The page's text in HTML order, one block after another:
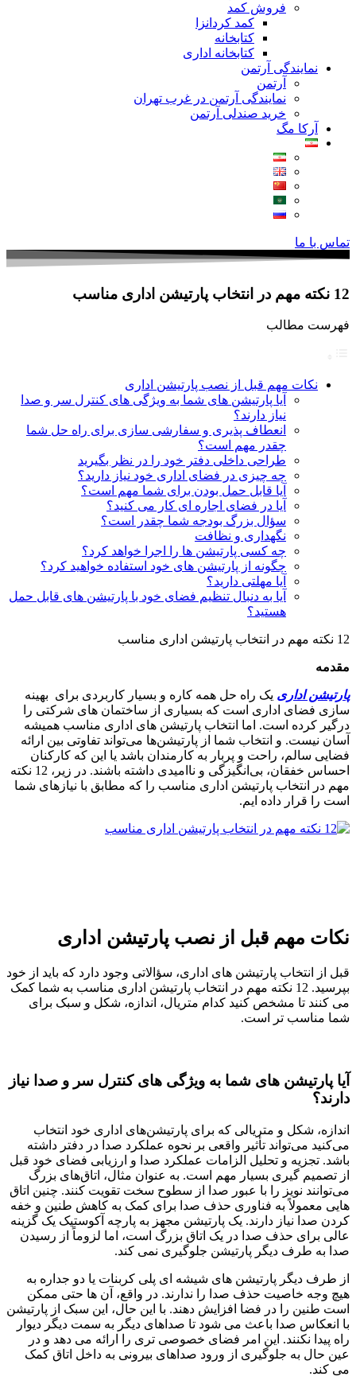
فروش کمد
کمد کردانزا
کتابخانه
کتابخانه اداری
نمایندگی آرتمن
آرتمن
نمایندگی آرتمن در غرب تهران
خرید صندلی آرتمن
آرکا مگ
تماس با ما
12 نکته مهم در انتخاب پارتیشن اداری مناسب
فهرست مطالب
نکات مهم قبل از نصب پارتیشن اداری
آیا پارتیشن های شما به ویژگی های کنترل سر و صدا
نیاز دارند؟
انعطاف پذیری و سفارشی سازی برای راه حل شما
چقدر مهم است؟
طراحی داخلی دفتر خود را در نظر بگیرید
چه چیزی در فضای اداری خود نیاز دارید؟
آیا قابل حمل بودن برای شما مهم است؟
آیا در فضای اجاره ای کار می کنید؟
سؤال بزرگ بودجه شما چقدر است؟
نگهداری و نظافت
چه کسی پارتیشن ها را اجرا خواهد کرد؟
چگونه از پارتیشن های خود استفاده خواهید کرد؟
آیا مهلتی دارید؟
آیا به دنبال تنظیم فضای خود با پارتیشن های قابل حمل
هستید؟
12 نکته مهم در انتخاب پارتیشن اداری مناسب
مقدمه
پارتیشن اداری یک راه حل همه کاره و بسیار کاربردی برای بهینه
سازی فضای اداری است که بسیاری از ساختمان های شرکتی را
درگیر کرده است. اما انتخاب پارتیشن های اداری مناسب همیشه
آسان نیست. و انتخاب شما از پارتیشن‌ها می‌تواند تفاوتی بین ارائه
فضایی سالم، راحت و پربار به کارمندان باشد یا این که کارکنان
احساس خفقان، بی‌انگیزگی و ناامیدی داشته باشند. در زیر، 12 نکته
مهم در انتخاب پارتیشن اداری مناسب را که مطابق با نیازهای شما
است را قرار داده ایم.
نکات مهم قبل از نصب پارتیشن اداری
قبل از انتخاب پارتیشن های اداری، سؤالاتی وجود دارد که باید از خود
بپرسید. 12 نکته مهم در انتخاب پارتیشن اداری مناسب به شما کمک
می کنند تا مشخص کنید کدام متریال، اندازه، شکل و سبک برای
شما مناسب تر است.
آیا پارتیشن های شما به ویژگی های کنترل سر و صدا نیاز
دارند؟
اندازه، شکل و متریالی که برای پارتیشن‌های اداری خود انتخاب
می‌کنید می‌تواند تأثیر واقعی بر نحوه عملکرد صدا در دفتر داشته
باشد. تجزیه و تحلیل الزامات عملکرد صدا و ارزیابی فضای خود قبل
از تصمیم گیری بسیار مهم است. به عنوان مثال، اتاق‌های بزرگ
می‌توانند نویز را با عبور صدا از سطوح سخت تقویت کنند. چنین اتاق
هایی معمولاً به فناوری حذف صدا برای کمک به کاهش طنین و خفه
کردن صدا نیاز دارند. یک پارتیشن مجهز به پارچه آکوستیک یک گزینه
عالی برای حذف صدا در یک اتاق بزرگ است، اما لزوماً از رسیدن
صدا به طرف دیگر پارتیشن جلوگیری نمی کند.
از طرف دیگر پارتیشن های شیشه ای پلی کربنات یا دو جداره به
هیچ وجه خاصیت حذف صدا را ندارند. در واقع، آن ها حتی ممکن
است طنین را در فضا افزایش دهند. با این حال، این سبک از پارتیشن
با انعکاس صدا باعث می شود تا صداهای دیگر به سمت دیگر دیوار
راه پیدا نکنند. این امر فضای خصوصی تری را ارائه می دهد و در
عین حال به جلوگیری از ورود صداهای بیرونی به داخل اتاق کمک
می کند.